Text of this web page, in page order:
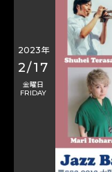
2023年
2/17
金曜日
FRIDAY